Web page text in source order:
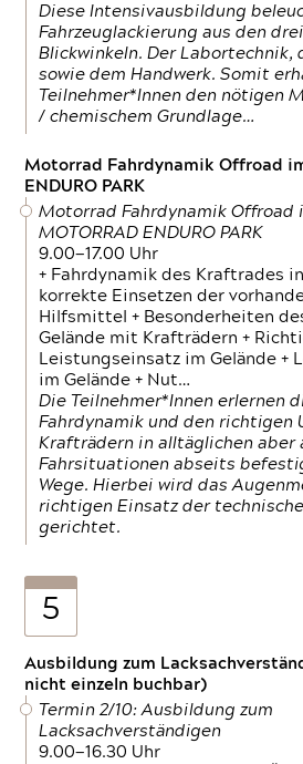
Diese Intensivausbildung
Fahrzeuglackierung aus den
Blickwinkeln. Der Labortechnik,
sowie dem Handwerk. Somit
Teilnehmer*Innen den nötigen
/ chemischem Grundlage…
Motorrad Fahrdynamik Offroad
ENDURO PARK
Motorrad Fahrdynamik Offroad
MOTORRAD ENDURO PARK
9.00—17.00 Uhr
+ Fahrdynamik des Kraftrades
korrekte Einsetzen der
Hilfsmittel + Besonderheiten
Gelände mit Krafträdern +
Leistungseinsatz im Gelände +
im Gelände + Nut…
Die Teilnehmer*Innen erlernen
Fahrdynamik und den richtigen
Krafträdern in alltäglichen aber
Fahrsituationen abseits
Wege. Hierbei wird das
richtigen Einsatz der
gerichtet.
5
Ausbildung zum
nicht einzeln buchbar)
Termin 2/10: Ausbildung zum
Lacksachverständigen
9.00—16.30 Uhr